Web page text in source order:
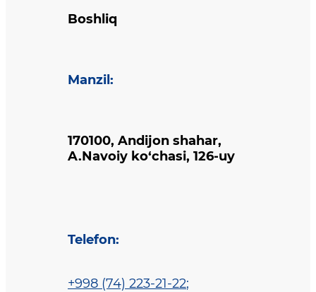
Boshliq
Manzil :
170100, Andijon shahar,
A.Navoiy ko‘chasi, 126-uy
Telefon:
+998 (74) 223-21-22;